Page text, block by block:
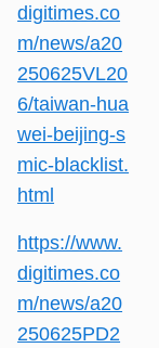
digitimes.co
m/news/a20
250625VL20
6/taiwan-hua
wei-beijing-s
mic-blacklist.
html
https://www.
digitimes.co
m/news/a20
250625PD2